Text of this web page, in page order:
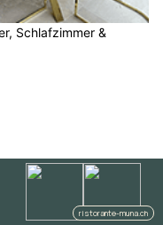
Schlafzimmer &